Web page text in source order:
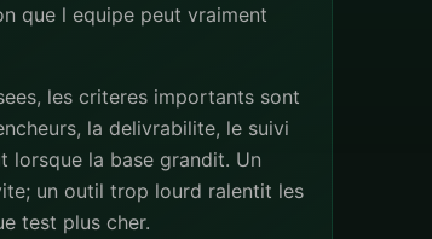
que l equipe peut vraiment
les criteres importants sont
la delivrabilite, le suivi
lorsque la base grandit. Un
un outil trop lourd ralentit les
test plus cher.